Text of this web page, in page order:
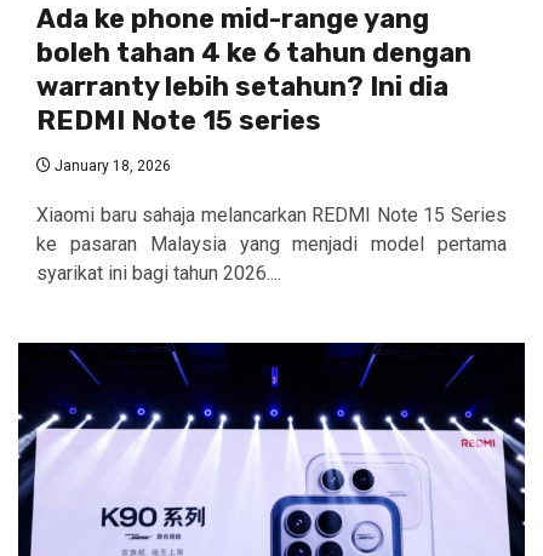
Ada ke phone mid-range yang
boleh tahan 4 ke 6 tahun dengan
warranty lebih setahun? Ini dia
REDMI Note 15 series
January 18, 2026
Xiaomi baru sahaja melancarkan REDMI Note 15 Series
ke pasaran Malaysia yang menjadi model pertama
syarikat ini bagi tahun 2026....